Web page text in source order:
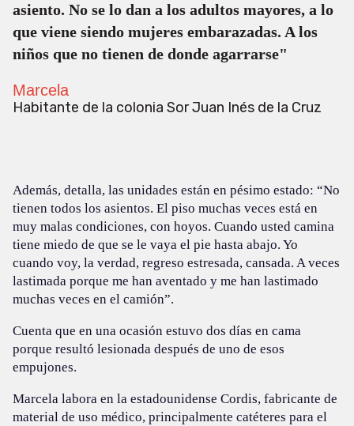
asiento. No se lo dan a los adultos mayores, a lo
que viene siendo mujeres embarazadas. A los
niños que no tienen de donde agarrarse"
Marcela
Habitante de la colonia Sor Juan Inés de la Cruz
Además, detalla, las unidades están en pésimo estado: “No
tienen todos los asientos. El piso muchas veces está en
muy malas condiciones, con hoyos. Cuando usted camina
tiene miedo de que se le vaya el pie hasta abajo. Yo
cuando voy, la verdad, regreso estresada, cansada. A veces
lastimada porque me han aventado y me han lastimado
muchas veces en el camión”.
Cuenta que en una ocasión estuvo dos días en cama
porque resultó lesionada después de uno de esos
empujones.
Marcela labora en la estadounidense Cordis, fabricante de
material de uso médico, principalmente catéteres para el